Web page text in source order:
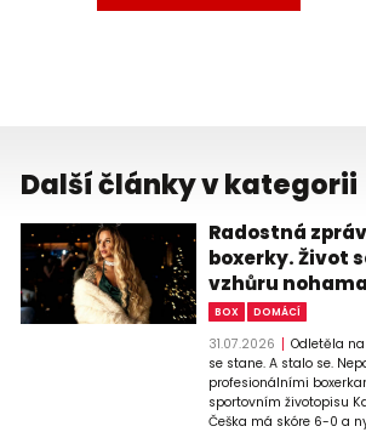
Další články v kategorii
Radostná
boxerky. Život
vzhůru nohama
BOX DOMÁCÍ
31.07.2026
Odletěla
se stane. A stalo se.
profesionálními
sportovním životopisu
Češka má skóre 6-0 a